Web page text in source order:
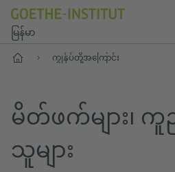
မြန်မာ
ပင်မစာမျက်နှာကျွန်ုပ်တို့အကြောင်း
မိတ်ဖက်များ၊
သူများ